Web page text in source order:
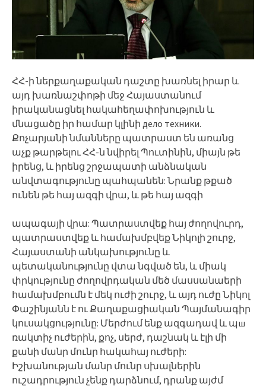
ՀՀ-ի ներքաղաքական դաշտը խառնել իրար և
այդ խառնաշփոթի մեջ Հայաստանում
իրականացնել հակահեղափոխություն և
մնացածը իր համար կլինի дело техники.
Քոչարյանի նմանները պատրաստ են առանց
աչք թարթելու ՀՀ-ն նվիրել Պուտինին, միայն թե
իրենց, և իրենց շրջապատի անձնական
անվտագությունը պահպանեն: Նրանք թքած
ունեն թե հայ ազգի վրա, և թե հայ ազգի
ապագայի վրա: Պատրաստվեք հայ ժողովուրդ,
պատրաստվեք և համախմբվեք Նիկոլի շուրջ,
Հայաստանի անկախությունը և
պետականությունը վտա նգված են, և միակ
փրկությունը ժողովրդական մեծ մասսանաերի
համախմբումն է մեկ ուժի շուրջ, և այդ ուժը Նիկոլ
Փաշինյանն է ու Քաղաքացիական Պայմանագիր
կուսակցությունը: Մերժում ենք ազգադավ և պш
ռակտիչ ուժերին, քոչ, սերժ, դաշնակ և էլի մի
քանի մանր մունր հակահայ ուժերի:
Իշխանության մանր մունր սխալներին
ուշադրություն չենք դարձնում, դրանք այժմ